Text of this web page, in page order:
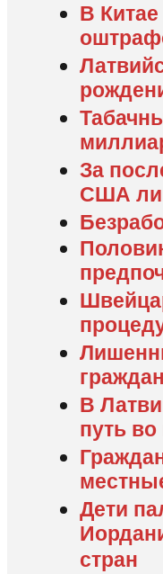
В
За
США
В
путь
Дети
стран